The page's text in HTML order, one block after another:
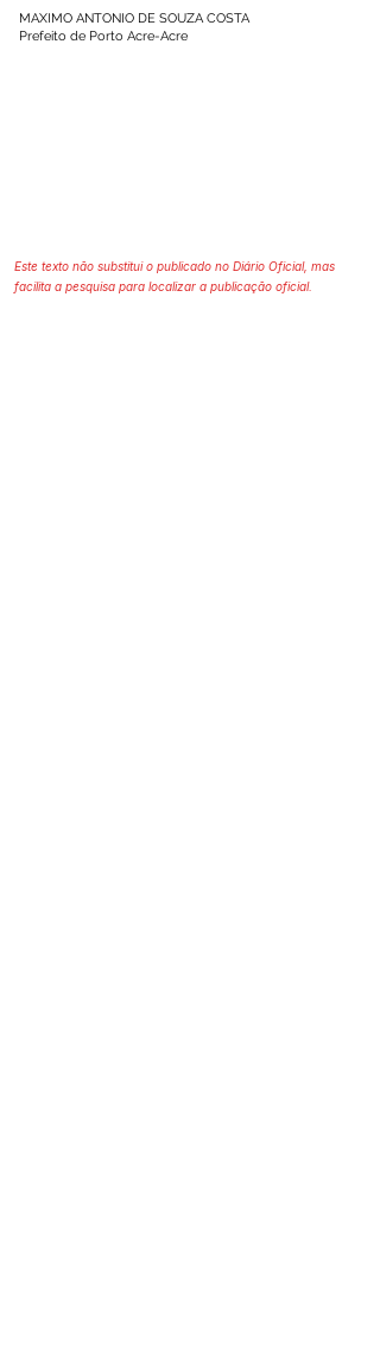
MAXIMO ANTONIO DE SOUZA COSTA
Prefeito de Porto Acre-Acre
Este texto não substitui o publicado no Diário Oficial, mas
facilita a pesquisa para localizar a publicação oficial.